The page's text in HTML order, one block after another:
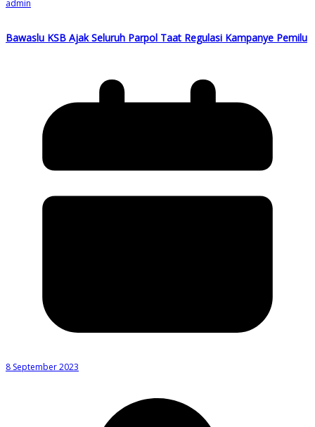
admin
Bawaslu KSB Ajak Seluruh Parpol Taat Regulasi Kampanye Pemilu
8 September 2023